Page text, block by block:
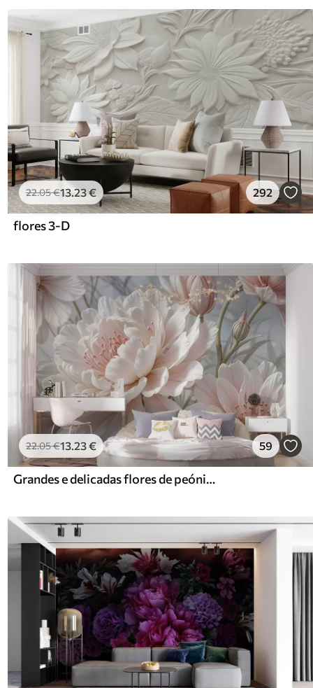
22.05€13.23€ 292
flores 3-D
22.05€13.23€ 59
Grandes e delicadas flores de peónia brancas e cor-de-rosa com pétalas macias e fofas sobre um fundo cinzento esbatido